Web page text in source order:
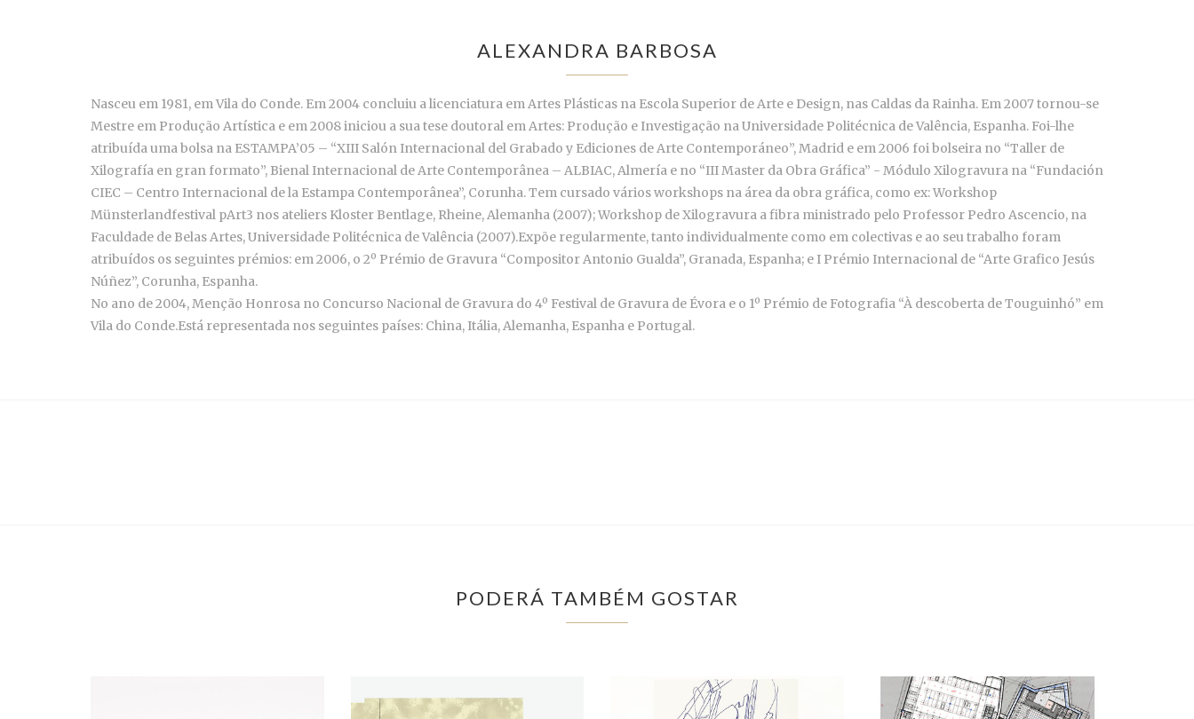
ALEXANDRA BARBOSA
Nasceu em 1981, em Vila do Conde. Em 2004 concluiu a licenciatura em Artes Plásticas na Escola Superior de Arte e Design, nas Caldas da Rainha. Em 2007 tornou-se
Mestre em Produção Artística e em 2008 iniciou a sua tese doutoral em Artes: Produção e Investigação na Universidade Politécnica de Valência, Espanha. Foi-lhe
atribuída uma bolsa na ESTAMPA’05 – “XIII Salón Internacional del Grabado y Ediciones de Arte Contemporáneo”, Madrid e em 2006 foi bolseira no “Taller de
Xilografía en gran formato”, Bienal Internacional de Arte Contemporânea – ALBIAC, Almería e no “III Master da Obra Gráfica” - Módulo Xilogravura na “Fundación
CIEC – Centro Internacional de la Estampa Contemporânea”, Corunha. Tem cursado vários workshops na área da obra gráfica, como ex: Workshop
Münsterlandfestival pArt3 nos ateliers Kloster Bentlage, Rheine, Alemanha (2007); Workshop de Xilogravura a fibra ministrado pelo Professor Pedro Ascencio, na
Faculdade de Belas Artes, Universidade Politécnica de Valência (2007).Expõe regularmente, tanto individualmente como em colectivas e ao seu trabalho foram
atribuídos os seguintes prémios: em 2006, o 2º Prémio de Gravura “Compositor Antonio Gualda”, Granada, Espanha; e I Prémio Internacional de “Arte Grafico Jesús
Núñez”, Corunha, Espanha.
No ano de 2004, Menção Honrosa no Concurso Nacional de Gravura do 4º Festival de Gravura de Évora e o 1º Prémio de Fotografia “À descoberta de Touguinhó” em
Vila do Conde.Está representada nos seguintes países: China, Itália, Alemanha, Espanha e Portugal.
PODERÁ TAMBÉM GOSTAR